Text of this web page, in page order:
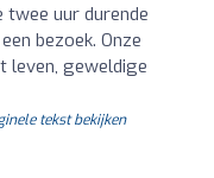
twee uur durende
bezoek. Onze
leven, geweldige
tekst bekijken